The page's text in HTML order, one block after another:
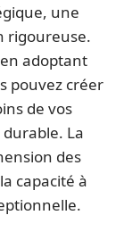
une
rigoureuse.
adoptant
pouvez créer
de vos
La
des
capacité à